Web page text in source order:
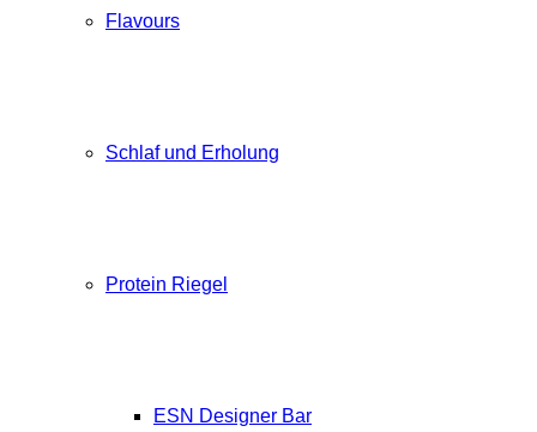
Flavours
Schlaf und Erholung
Protein Riegel
ESN Designer Bar